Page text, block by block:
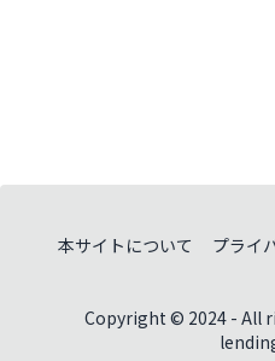
本サイトについて プライ
Copyright © 2024 - All